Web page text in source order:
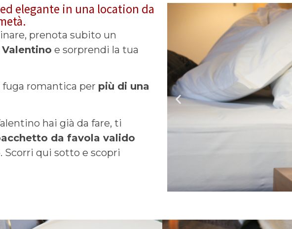
elegante in una location da
prenota subito un
e sorprendi la tua
romantica per più di una
hai già da fare, ti
da favola valido
. Scorri qui sotto e scopri